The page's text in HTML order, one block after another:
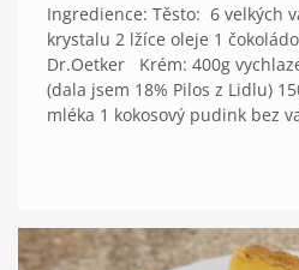
Ingredience: Těsto: 6 velkých
krystalu 2 lžíce oleje 1
Dr.Oetker Krém: 400g
(dala jsem 18% Pilos z Lidlu)
mléka 1 kokosový pudink bez